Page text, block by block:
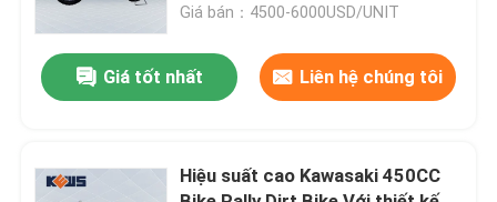
Xe máy Enduro 4 thì
Rally xe máy
Giá bán：4500-6000USD/UNIT
Giá tốt nhất Liên hệ chúng tôi
Hiệu suất cao Kawasaki 450CC